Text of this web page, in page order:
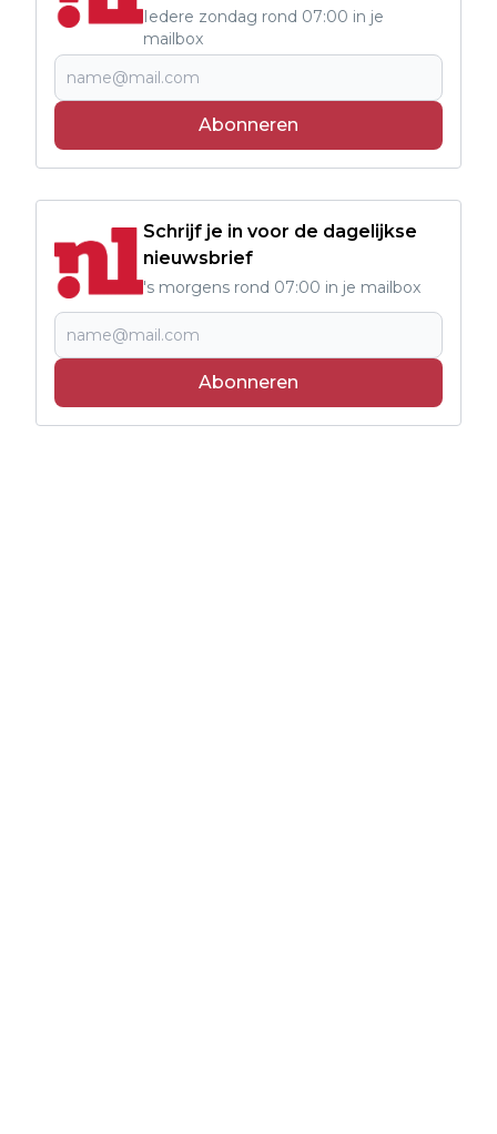
Iedere zondag rond 07:00 in je
mailbox
Abonneren
Schrijf je in voor de dagelijkse
nieuwsbrief
's morgens rond 07:00 in je mailbox
Abonneren